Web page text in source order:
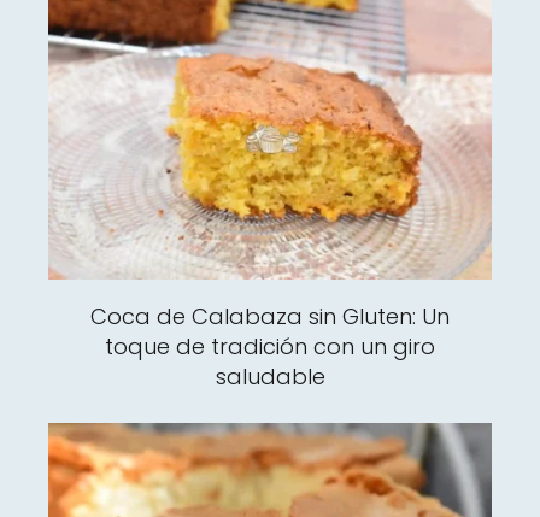
Coca de Calabaza sin Gluten: Un
toque de tradición con un giro
saludable